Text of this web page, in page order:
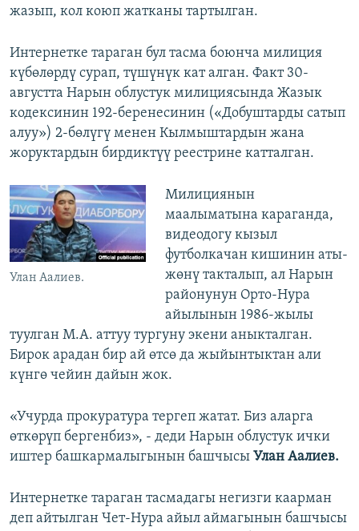
жазып, кол коюп жатканы тартылган.
Интернетке тараган бул тасма боюнча милиция
күбөлөрдү сурап, түшүнүк кат алган. Факт 30-
августта Нарын облустук милициясында Жазык
кодексинин 192-беренесинин («Добуштарды сатып
алуу») 2-бөлүгү менен Кылмыштардын жана
жоруктардын бирдиктүү реестрине катталган.
Улан Аалиев.
Милициянын
маалыматына караганда,
видеодогу кызыл
футболкачан кишинин аты-
жөнү такталып, ал Нарын
районунун Орто-Нура
айылынын 1986-жылы
туулган М.А. аттуу тургуну экени аныкталган.
Бирок арадан бир ай өтсө да жыйынтыктан али
күнгө чейин дайын жок.
«Учурда прокуратура тергеп жатат. Биз аларга
өткөрүп бергенбиз», - деди Нарын облустук ички
иштер башкармалыгынын башчысы Улан Аалиев.
Интернетке тараган тасмадагы негизги каарман
деп айтылган Чет-Нура айыл аймагынын башчысы